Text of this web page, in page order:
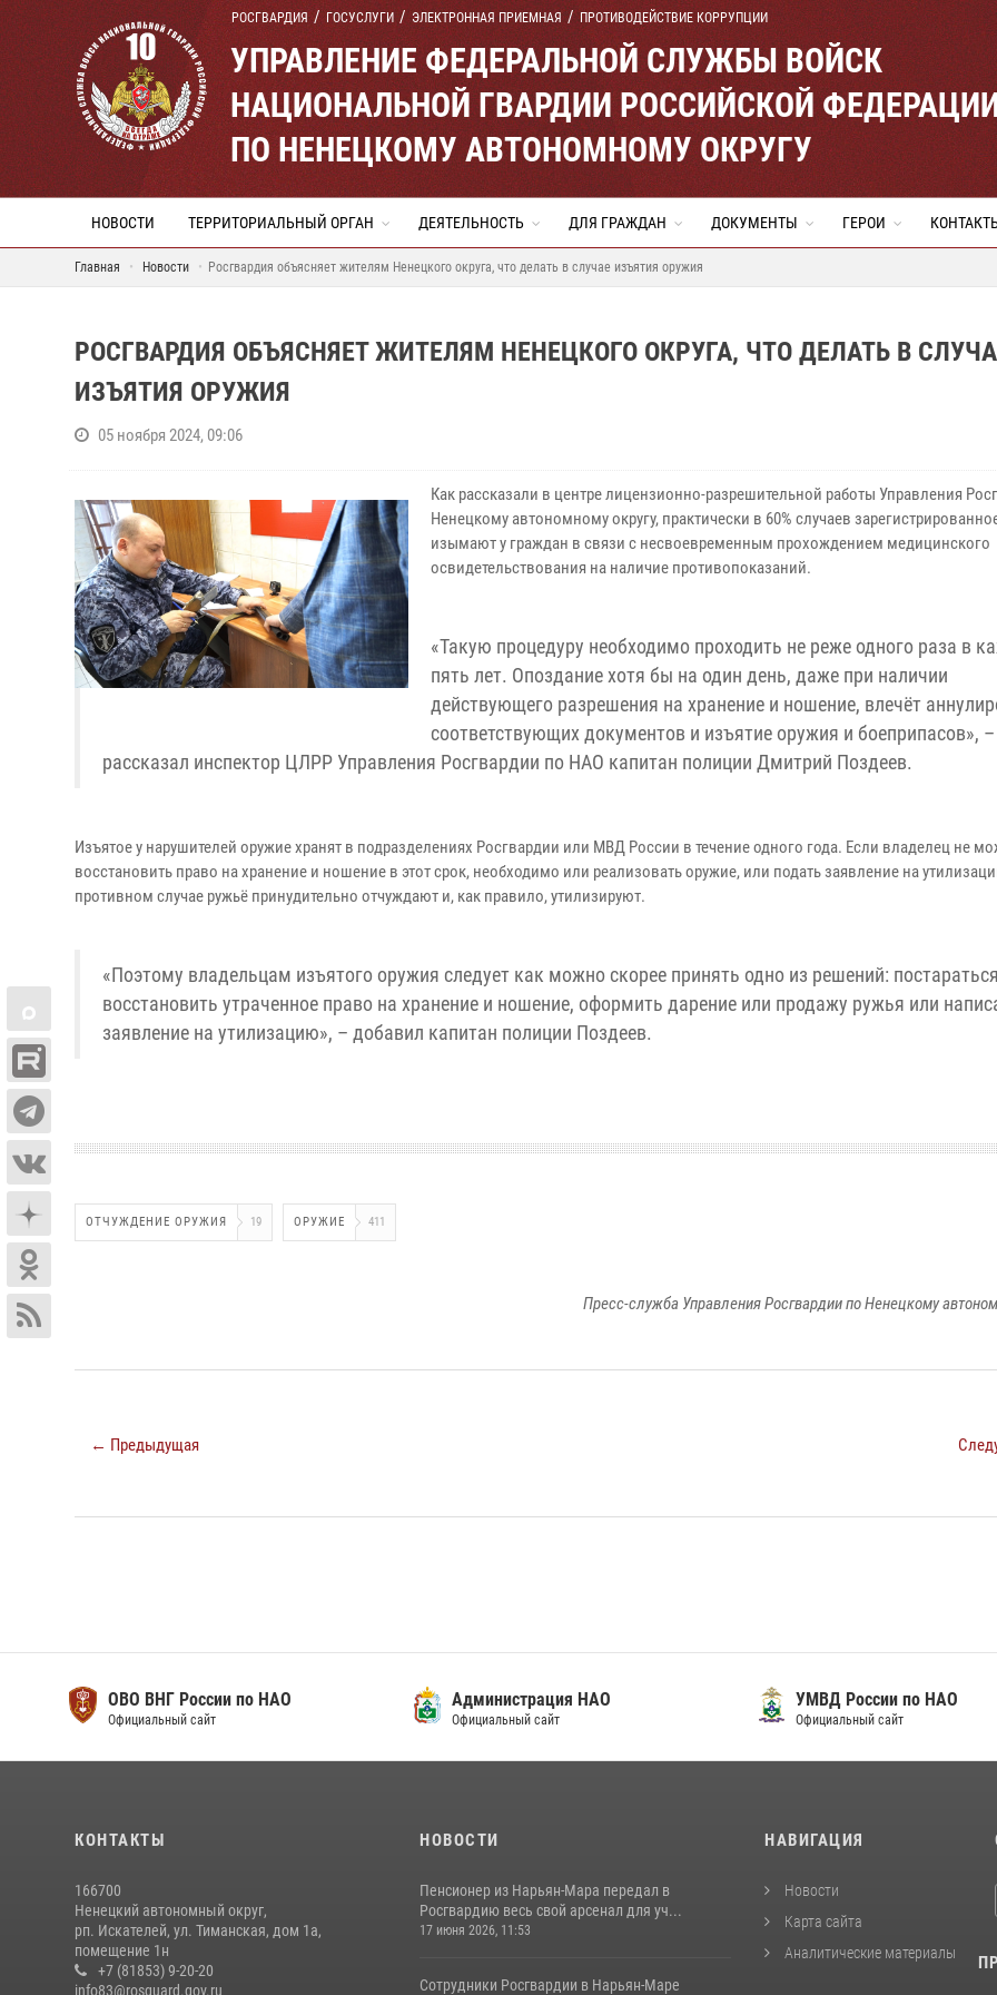
РОСГВАРДИЯ ГОСУСЛУГИ ЭЛЕКТРОННАЯ ПРИЕМНАЯ ПРОТИВОДЕЙСТВИЕ КОРРУПЦИИ
УПРАВЛЕНИЕ ФЕДЕРАЛЬНОЙ СЛУЖБЫ ВОЙСК
НАЦИОНАЛЬНОЙ ГВАРДИИ РОССИЙСКОЙ
ПО НЕНЕЦКОМУ АВТОНОМНОМУ ОКРУГУ
НОВОСТИ ТЕРРИТОРИАЛЬНЫЙ ОРГАН ДЕЯТЕЛЬНОСТЬ ДЛЯ ГРАЖДАН ДОКУМЕНТЫ ГЕРОИ
Главная Новости Росгвардия объясняет жителям Ненецкого округа, что делать в случае изъятия оружия
РОСГВАРДИЯ ОБЪЯСНЯЕТ ЖИТЕЛЯМ НЕНЕЦКОГО ОКРУГА, ЧТО ДЕЛАТЬ В
ИЗЪЯТИЯ ОРУЖИЯ
05 ноября 2024, 09:06
Как рассказали в центре лицензионно-разрешительной работы Управления
Ненецкому автономному округу, практически в 60% случаев
изымают у граждан в связи с несвоевременным прохождением медицинского
освидетельствования на наличие противопоказаний.
«Такую процедуру необходимо проходить не реже одного раза в
пять лет. Опоздание хотя бы на один день, даже при наличии
действующего разрешения на хранение и ношение, влечёт
соответствующих документов и изъятие оружия и боеприпасов», –
рассказал инспектор ЦЛРР Управления Росгвардии по НАО капитан полиции Дмитрий Поздеев.
Изъятое у нарушителей оружие хранят в подразделениях Росгвардии или МВД России в течение одного года. Если владелец не
восстановить право на хранение и ношение в этот срок, необходимо или реализовать оружие, или подать заявление на
противном случае ружьё принудительно отчуждают и, как правило, утилизируют.
«Поэтому владельцам изъятого оружия следует как можно скорее принять одно из решений: постараться
восстановить утраченное право на хранение и ношение, оформить дарение или продажу ружья или
заявление на утилизацию», – добавил капитан полиции Поздеев.
ОТЧУЖДЕНИЕ ОРУЖИЯ 19 ОРУЖИЕ 411
Пресс-служба Управления Росгвардии по Ненецкому
← Предыдущая
ОВО ВНГ России по НАО
Официальный сайт
Администрация НАО
Официальный сайт
УМВД России по НАО
Официальный сайт
КОНТАКТЫ
166700
Ненецкий автономный округ,
рп. Искателей, ул. Тиманская, дом 1а,
помещение 1н
+7 (81853) 9-20-20
info83@rosguard.gov.ru
НОВОСТИ
Пенсионер из Нарьян-Мара передал в
Росгвардию весь свой арсенал для уч...
17 июня 2026, 11:53
Сотрудники Росгвардии в Нарьян-Маре
НАВИГАЦИЯ
Новости
Карта сайта
Аналитические материалы